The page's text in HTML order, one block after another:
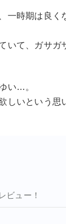
一時期は良
いて、ガサ
い…。
しいという
ビュー！